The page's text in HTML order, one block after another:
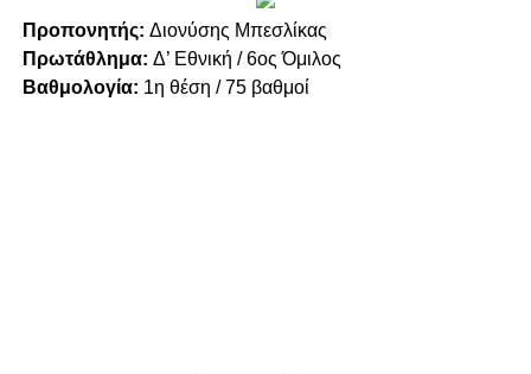
Προπονητής: Διονύσης Μπεσλίκας
Πρωτάθλημα: Δ’ Εθνική / 6ος Όμιλος
Βαθμολογία: 1η θέση / 75 βαθμοί